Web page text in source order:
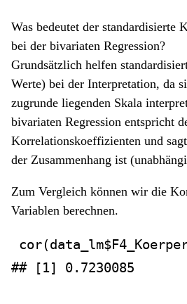
Was bedeutet der standardisierte
bei der bivariaten Regression?
Grundsätzlich helfen
Werte) bei der Interpretation, da
zugrunde liegenden Skala
bivariaten Regression entspricht
Korrelationskoeffizienten und
der Zusammenhang ist
Zum Vergleich können wir die
Variablen berechnen.
cor(data_lm$
## [1] 0.7230085